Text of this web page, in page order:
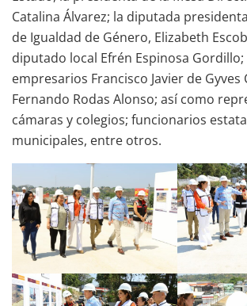
Catalina Álvarez; la diputada
de Igualdad de Género, Elizabeth
diputado local Efrén Espinosa Gordillo;
empresarios Francisco Javier de Gyves
Fernando Rodas Alonso; así como
cámaras y colegios; funcionarios
municipales, entre otros.